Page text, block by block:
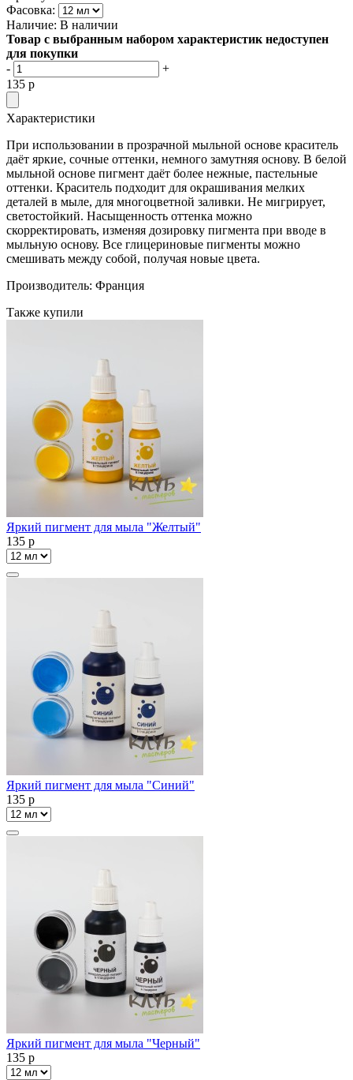
Фасовка:
Наличие: В наличии
Товар с выбранным набором характеристик недоступен
для покупки
-
+
135 p
Характеристики
При использовании в прозрачной мыльной основе краситель
даёт яркие, сочные оттенки, немного замутняя основу. В белой
мыльной основе пигмент даёт более нежные, пастельные
оттенки. Краситель подходит для окрашивания мелких
деталей в мыле, для многоцветной заливки. Не мигрирует,
светостойкий. Насыщенность оттенка можно
скорректировать, изменяя дозировку пигмента при вводе в
мыльную основу. Все глицериновые пигменты можно
смешивать между собой, получая новые цвета.
Производитель: Франция
Также купили
Яркий пигмент для мыла "Желтый"
135 p
Яркий пигмент для мыла "Синий"
135 p
Яркий пигмент для мыла "Черный"
135 p